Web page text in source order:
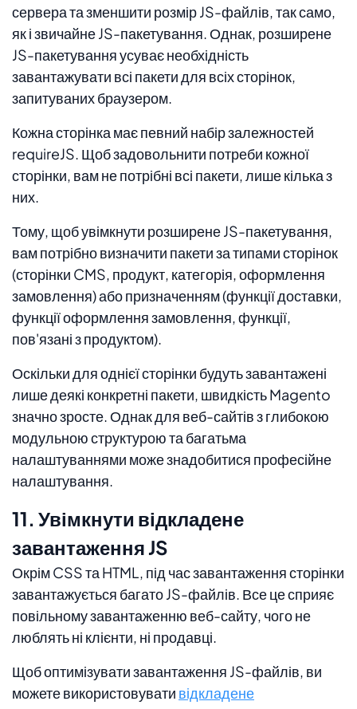
сервера та зменшити розмір JS-файлів, так само,
як і звичайне JS-пакетування. Однак, розширене
JS-пакетування усуває необхідність
завантажувати всі пакети для всіх сторінок,
запитуваних браузером.
Кожна сторінка має певний набір залежностей
requireJS. Щоб задовольнити потреби кожної
сторінки, вам не потрібні всі пакети, лише кілька з
них.
Тому, щоб увімкнути розширене JS-пакетування,
вам потрібно визначити пакети за типами сторінок
(сторінки CMS, продукт, категорія, оформлення
замовлення) або призначенням (функції доставки,
функції оформлення замовлення, функції,
пов'язані з продуктом).
Оскільки для однієї сторінки будуть завантажені
лише деякі конкретні пакети, швидкість Magento
значно зросте. Однак для веб-сайтів з глибокою
модульною структурою та багатьма
налаштуваннями може знадобитися професійне
налаштування.
11. Увімкнути відкладене
завантаження JS
Окрім CSS та HTML, під час завантаження сторінки
завантажується багато JS-файлів. Все це сприяє
повільному завантаженню веб-сайту, чого не
люблять ні клієнти, ні продавці.
Щоб оптимізувати завантаження JS-файлів, ви
можете використовувати відкладене